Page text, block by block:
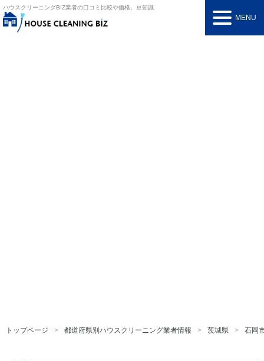
ハウスクリーニングBIZ業者の口コミ比較や価格、豆知識
MENU
トップページ 都道府県別ハウスクリーニング業者情報 茨城県 石岡